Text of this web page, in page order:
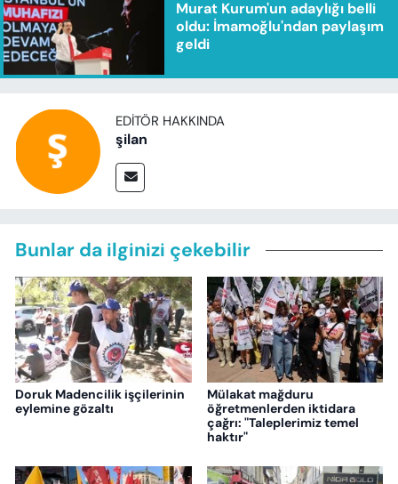
Murat Kurum'un adaylığı belli
oldu: İmamoğlu'ndan paylaşım
geldi
EDITÖR HAKKINDA
şilan
Bunlar da ilginizi çekebilir
Doruk Madencilik işçilerinin
eylemine gözaltı
Mülakat mağduru
öğretmenlerden iktidara
çağrı: "Taleplerimiz temel
haktır"